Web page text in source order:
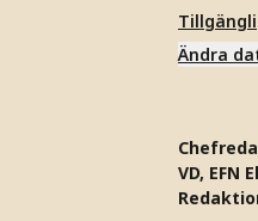
Ändra
VD, EFN